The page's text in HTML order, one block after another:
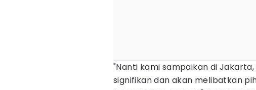
"Nanti kami sampaikan di
signifikan dan akan melibatkan